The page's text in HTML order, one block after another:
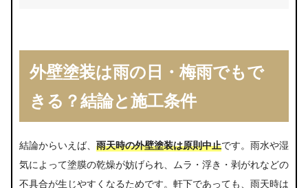
べき？
雨・高湿度で起こる不具合（白化・膨れ・剥
外壁塗装の雨天中止が決定するタイミング
塗装後は何時間で雨の影響が小さくなる？
外壁塗装は雨の日・梅雨でもで
きる？結論と施工条件
結論からいえば、 雨天時の外壁塗装は原則中止です。雨水や湿
気によって塗膜の乾燥が妨げられ、ムラ・浮き・剥がれなどの
不具合が生じやすくなるためです。軒下であっても、雨天時は